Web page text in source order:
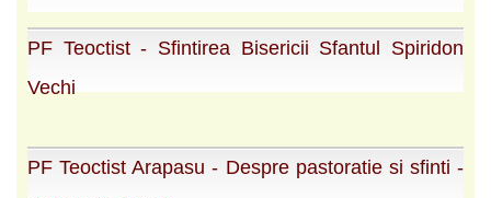
PF Teoctist - Sfintirea Bisericii Sfantul Spiridon
Vechi
PF Teoctist Arapasu - Despre pastoratie si sfinti -